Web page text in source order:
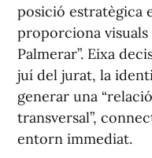
posició estratègica
proporciona
Palmerar”. Eixa
juí del jurat, la
generar una
transversal”,
entorn immediat.